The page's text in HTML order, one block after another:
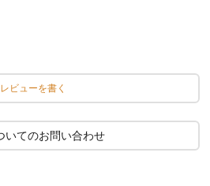
レビューを書く
いてのお問い合わせ